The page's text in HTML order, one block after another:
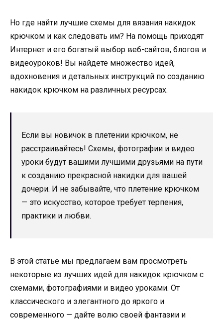
Но где найти лучшие схемы для вязания накидок
крючком и как следовать им? На помощь приходят
Интернет и его богатый выбор веб-сайтов, блогов и
видеоуроков! Вы найдете множество идей,
вдохновения и детальных инструкций по созданию
накидок крючком на различных ресурсах.
Если вы новичок в плетении крючком, не
расстраивайтесь! Схемы, фотографии и видео
уроки будут вашими лучшими друзьями на пути
к созданию прекрасной накидки для вашей
дочери. И не забывайте, что плетение крючком
— это искусство, которое требует терпения,
практики и любви.
В этой статье мы предлагаем вам просмотреть
некоторые из лучших идей для накидок крючком с
схемами, фотографиями и видео уроками. От
классического и элегантного до яркого и
современного — дайте волю своей фантазии и